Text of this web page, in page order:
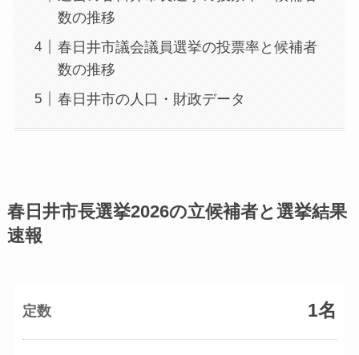
数の推移
春日井市議会議員選挙の投票率と候補者
数の推移
春日井市の人口・財政データ
春日井市長選挙2026の立候補者と選挙結果
速報
定数 1名